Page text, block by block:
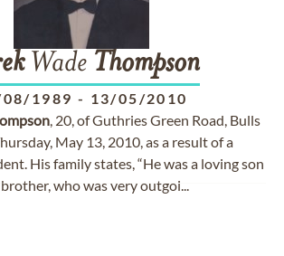
Wade Thompson
1989 - 13/05/2010
, 20, of Guthries Green Road, Bulls
May 13, 2010, as a result of a
His family states, “He was a loving son
who was very outgoi...